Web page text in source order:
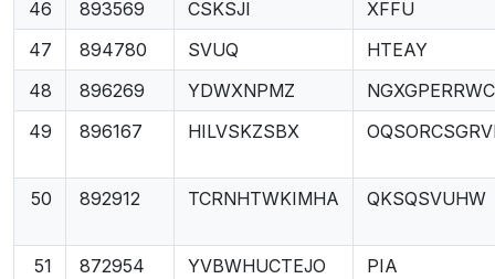
46 893569 CSKSJI
XFFU
47
894780 SVUQ
HTEAY
48
896269 YDWXNPMZ
NGXGPERRWC
49
896167 HILVSKZSBX
50 892912 TCRNHTWKIMHA QKSQSVUHW
51 872954 YVBWHUCTEJO
PIA